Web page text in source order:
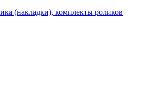
(накладки), комплекты роликов